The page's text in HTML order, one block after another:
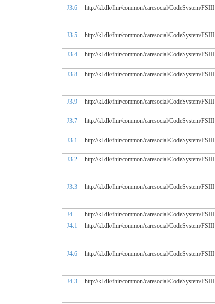
J3.6
http://kl.dk/fhir/common/caresocial/CodeSystem/FSIII
J3.5 http://kl.dk/fhir/common/caresocial/CodeSystem/FSIII
J3.4 http://kl.dk/fhir/common/caresocial/CodeSystem/FSIII
J3.8 http://kl.dk/fhir/common/caresocial/CodeSystem/FSIII
J3.9 http://kl.dk/fhir/common/caresocial/CodeSystem/FSIII
J3.7 http://kl.dk/fhir/common/caresocial/CodeSystem/FSIII
J3.1 http://kl.dk/fhir/common/caresocial/CodeSystem/FSIII
J3.2 http://kl.dk/fhir/common/caresocial/CodeSystem/FSIII
J3.3 http://kl.dk/fhir/common/caresocial/CodeSystem/FSIII
J4 http://kl.dk/fhir/common/caresocial/CodeSystem/FSIII
J4.1
http://kl.dk/fhir/common/caresocial/CodeSystem/FSIII
J4.6 http://kl.dk/fhir/common/caresocial/CodeSystem/FSIII
J4.3 http://kl.dk/fhir/common/caresocial/CodeSystem/FSIII